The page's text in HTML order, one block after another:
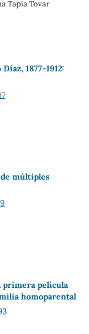
Tapia Tovar
1877-1912:
múltiples
primera película
homoparental